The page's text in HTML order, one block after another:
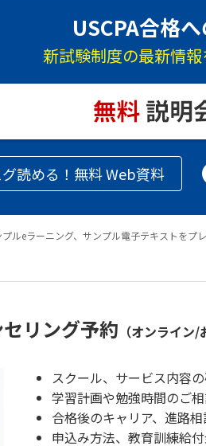
USCPA合格
新試験制度の最新情報
グ読める！無料 Web資料
eラーニング、サンプル電子テキストをプレ
リング予約 （オンライン/
スクール、サービス内容
学習計画や勉強時間のご
合格後のキャリア、進路
申込み方法、教育訓練給